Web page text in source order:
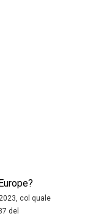
col quale
del